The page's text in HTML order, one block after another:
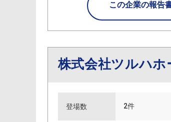
この企業の報告
株式会社ツルハ
登場数 2件